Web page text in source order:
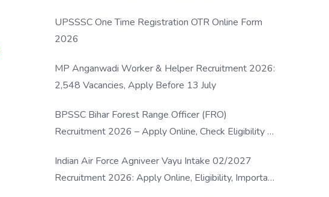
UPSSSC One Time Registration OTR Online Form
2026
MP Anganwadi Worker & Helper Recruitment 2026:
2,548 Vacancies, Apply Before 13 July
BPSSC Bihar Forest Range Officer (FRO)
Recruitment 2026 – Apply Online, Check Eligibility &
Indian Air Force Agniveer Vayu Intake 02/2027
Recruitment 2026: Apply Online, Eligibility, Important